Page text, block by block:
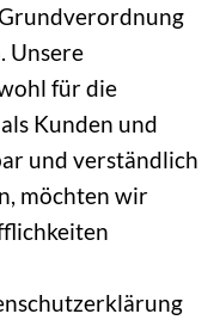
Unsere
für die
Kunden und
und verständlich
möchten wir